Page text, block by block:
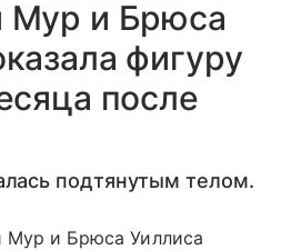
Мур и Брюса
фигуру
после
подтянутым телом.
и Брюса Уиллиса